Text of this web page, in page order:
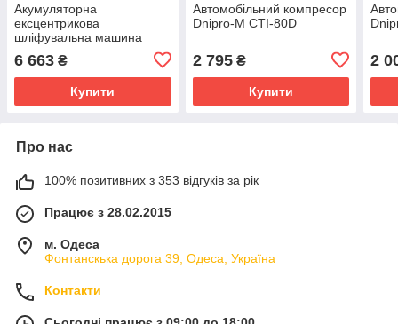
Акумуляторна
ексцентрикова
шліфувальна машина
ULTRA + Акумуляторна
батарея BP-240 +
6 663 ₴
Купити
Автомобільний компресор
Dnipro-M СTI-80D
2 795₴
Купити
2
Про нас
100% позитивних з 353 відгуків за рік
Працює з 28.02.2015
м. Одеса
Фонтанскька дорога 39, Одеса, Україна
Контакти